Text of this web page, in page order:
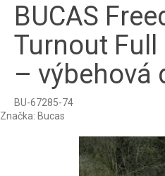
BUCAS
Turnout Full
– výbehová
BU-67285-74
Značka: Bucas